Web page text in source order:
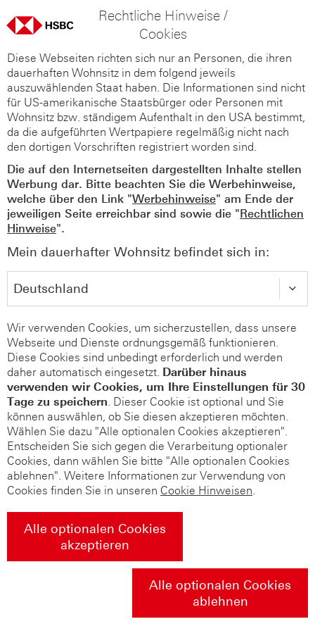
Rechtliche Hinweise /
Cookies
Diese Webseiten richten sich nur an Personen, die ihren
dauerhaften Wohnsitz in dem folgend jeweils
auszuwählenden Staat haben. Die Informationen sind nicht
für US-amerikanische Staatsbürger oder Personen mit
Wohnsitz bzw. ständigem Aufenthalt in den USA bestimmt,
da die aufgeführten Wertpapiere regelmäßig nicht nach
den dortigen Vorschriften registriert worden sind.
Die auf den Internetseiten dargestellten Inhalte stellen
Werbung dar. Bitte beachten Sie die Werbehinweise,
welche über den Link "Werbehinweise" am Ende der
jeweiligen Seite erreichbar sind sowie die "Rechtlichen
Hinweise".
Mein dauerhafter Wohnsitz befindet sich in:
Wir verwenden Cookies, um sicherzustellen, dass unsere
Webseite und Dienste ordnungsgemäß funktionieren.
Diese Cookies sind unbedingt erforderlich und werden
daher automatisch eingesetzt. Darüber hinaus
verwenden wir Cookies, um Ihre Einstellungen für 30
Tage zu speichern. Dieser Cookie ist optional und Sie
können auswählen, ob Sie diesen akzeptieren möchten.
Wählen Sie dazu "Alle optionalen Cookies akzeptieren".
Entscheiden Sie sich gegen die Verarbeitung optionaler
Cookies, dann wählen Sie bitte "Alle optionalen Cookies
ablehnen". Weitere Informationen zur Verwendung von
Cookies finden Sie in unseren Cookie Hinweisen.
Alle optionalen Cookies
akzeptieren
Alle optionalen Cookies
ablehnen